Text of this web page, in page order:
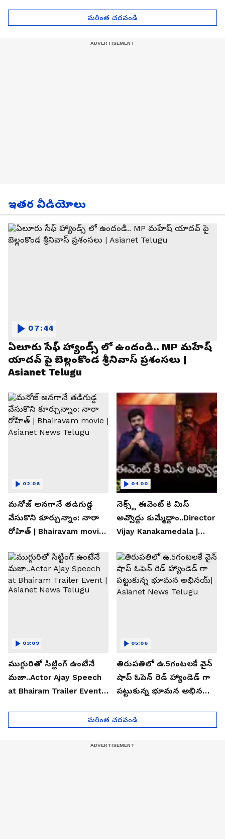
మరింత చదవండి
ఇతర వీడియోలు
ఏలూరు సేఫ్ హ్యాండ్స్ లో ఉందండి.. MP మహేష్
యాదవ్ పై బెల్లంకొండ శ్రీనివాస్ ప్రశంసలు |
Asianet Telugu
07:44
మనోజ్ అనగానే తడిగుడ్డ
వేసుకొని కూర్చున్నాం: నారా
రోహిత్ | Bhairavam movie |
02:06
నెక్స్ట్ ఈవెంట్ కి మిస్
అవ్వొద్దు కుమ్మేద్దాం..Director
Vijay Kanakamedala |
04:00
ముగ్గురితో సిట్టింగ్ ఉంటేనే
మజా..Actor Ajay Speech
at Bhairam Trailer Event |
03:09
తిరుపతిలో ఉ.5గంటలకే వైన్
షాప్ ఓపెన్ రెడ్ హ్యాండెడ్ గా
పట్టుకున్న భూమన అభినయ్|
05:06
మరింత చదవండి